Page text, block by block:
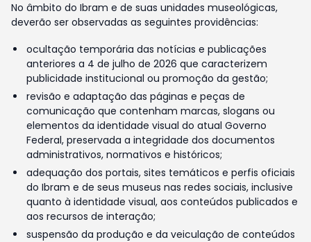
No âmbito do Ibram e de suas unidades museológicas,
deverão ser observadas as seguintes providências:
ocultação temporária das notícias e publicações
anteriores a 4 de julho de 2026 que caracterizem
publicidade institucional ou promoção da gestão;
revisão e adaptação das páginas e peças de
comunicação que contenham marcas, slogans ou
elementos da identidade visual do atual Governo
Federal, preservada a integridade dos documentos
administrativos, normativos e históricos;
adequação dos portais, sites temáticos e perfis oficiais
do Ibram e de seus museus nas redes sociais, inclusive
quanto à identidade visual, aos conteúdos publicados e
aos recursos de interação;
suspensão da produção e da veiculação de conteúdos